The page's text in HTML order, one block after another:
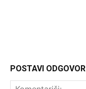
POSTAVI ODGOVOR